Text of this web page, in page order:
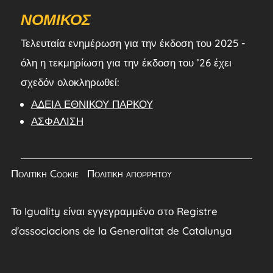
ΝΟΜΙΚΌΣ
Τελευταία ενημέρωση για την έκδοση του 2025 -
όλη η τεκμηρίωση για την έκδοση του ’26 έχει
σχεδόν ολοκληρωθεί:
ΆΔΕΙΑ ΕΘΝΙΚΟΎ ΠΆΡΚΟΥ
ΑΣΦΆΛΙΣΗ
Πολιτική Cookie Πολιτική απορρήτου
Το Iguality είναι εγγεγραμμένο στο Registre
d'associacions de la Generalitat de Catalunya